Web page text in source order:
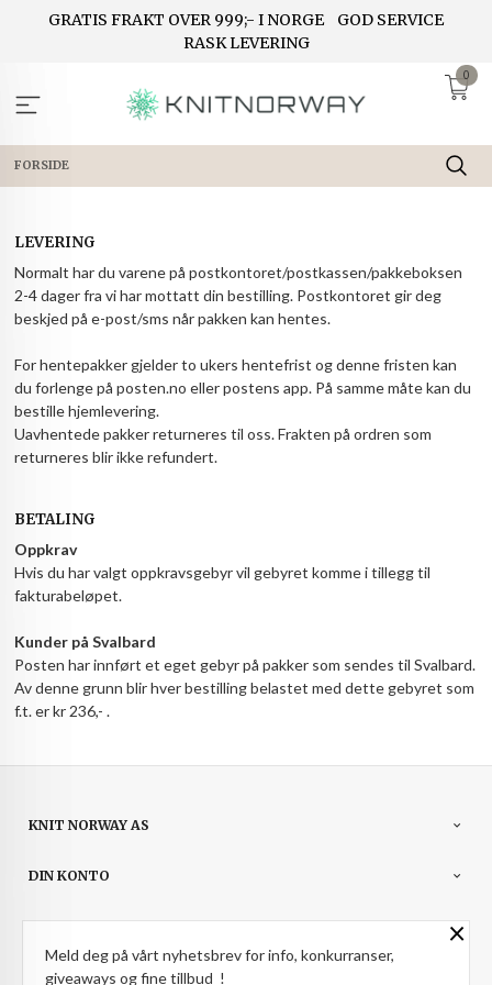
GRATIS FRAKT OVER 999;- I NORGE
GOD SERVICE
RASK LEVERING
0
FORSIDE
LEVERING
Normalt har du varene på postkontoret/postkassen/pakkeboksen
2-4 dager fra vi har mottatt din bestilling. Postkontoret gir deg
beskjed på e-post/sms når pakken kan hentes.
For hentepakker gjelder to ukers hentefrist og denne fristen kan
du forlenge på posten.no eller postens app. På samme måte kan du
bestille hjemlevering.
Uavhentede pakker returneres til oss. Frakten på ordren som
returneres blir ikke refundert.
BETALING
Oppkrav
Hvis du har valgt oppkravsgebyr vil gebyret komme i tillegg til
fakturabeløpet.
Kunder på Svalbard
Posten har innført et eget gebyr på pakker som sendes til Svalbard.
Av denne grunn blir hver bestilling belastet med dette gebyret som
f.t. er kr 236,- .
KNIT NORWAY AS
DIN KONTO
NYHETSBREV
PARTNERE
×
Meld deg på vårt nyhetsbrev for info, konkurranser,
giveaways og fine tillbud !